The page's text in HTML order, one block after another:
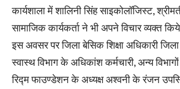
कार्यशाला में शालिनी सिंह साइकोलाॅजिस्ट,
सामाजिक कार्यकर्ता ने भी अपने विचार व्यक्त
इस अवसर पर जिला बेसिक शिक्षा अधिकारी
स्वास्थ विभाग के अधिकांश कर्मचारी, अन्य
रिद्म फाउण्डेशन के अध्यक्ष अश्वनी के रंजन